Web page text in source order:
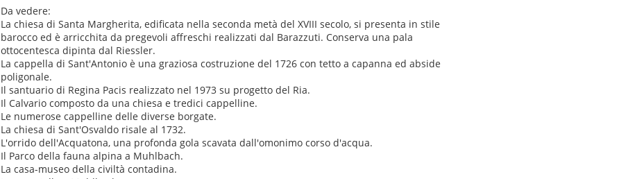
Da vedere:
La chiesa di Santa Margherita, edificata nella seconda metà del XVIII secolo, si presenta in stile
barocco ed è arricchita da pregevoli affreschi realizzati dal Barazzuti. Conserva una pala
ottocentesca dipinta dal Riessler.
La cappella di Sant'Antonio è una graziosa costruzione del 1726 con tetto a capanna ed abside
poligonale.
Il santuario di Regina Pacis realizzato nel 1973 su progetto del Ria.
Il Calvario composto da una chiesa e tredici cappelline.
Le numerose cappelline delle diverse borgate.
La chiesa di Sant'Osvaldo risale al 1732.
L'orrido dell'Acquatona, una profonda gola scavata dall'omonimo corso d'acqua.
Il Parco della fauna alpina a Muhlbach.
La casa-museo della civiltà contadina.